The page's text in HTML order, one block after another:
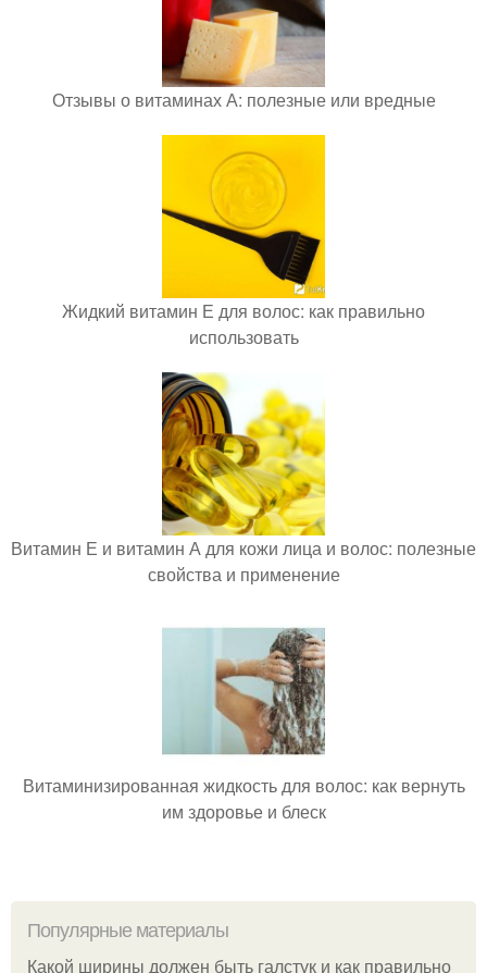
Отзывы о витаминах А: полезные или вредные
Жидкий витамин Е для волос: как правильно
использовать
Витамин Е и витамин А для кожи лица и волос: полезные
свойства и применение
Витаминизированная жидкость для волос: как вернуть
им здоровье и блеск
Популярные материалы
Какой ширины должен быть галстук и как правильно